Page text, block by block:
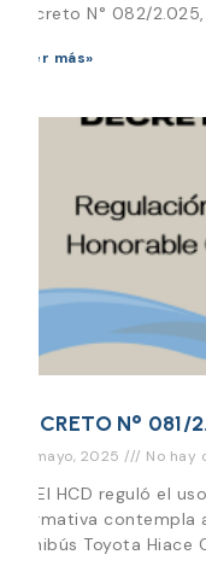
Decreto N° 082/
Leer más»
DECRETO N° 081/
27 mayo, 2025 No hay
El HCD reguló el
normativa contempla
minibús Toyota Hiace